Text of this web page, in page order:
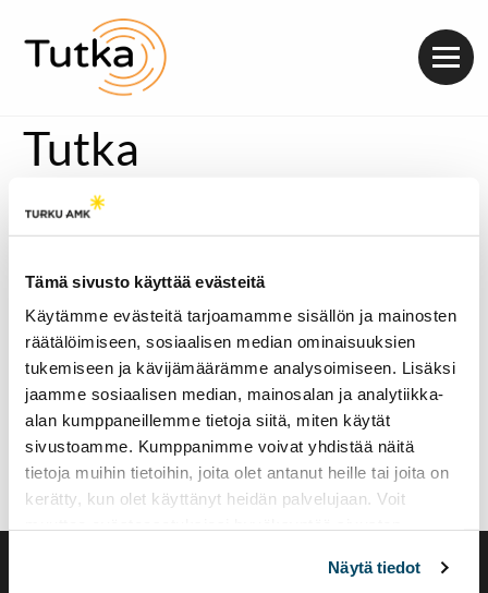
Tämä sivusto käyttää evästeitä
Käytämme evästeitä tarjoamamme sisällön ja mainosten
räätälöimiseen, sosiaalisen median ominaisuuksien
tukemiseen ja kävijämäärämme analysoimiseen. Lisäksi
jaamme sosiaalisen median, mainosalan ja analytiikka-
alan kumppaneillemme tietoja siitä, miten käytät
sivustoamme. Kumppanimme voivat yhdistää näitä
tietoja muihin tietoihin, joita olet antanut heille tai joita on
kerätty, kun olet käyttänyt heidän palvelujaan. Voit
Näytä tiedot
Tutka